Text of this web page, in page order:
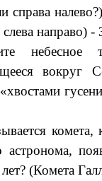
справа
направо) -
небесное
вокруг
комета,
астронома,
(Комета